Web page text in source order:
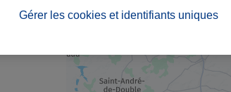
Gérer les cookies et identifiants uniques